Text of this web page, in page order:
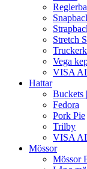
Stretch
Vega
VISA
Hattar
Buckets
Fedora
Pork Pie
Trilby
VISA
Mössor
Mössor